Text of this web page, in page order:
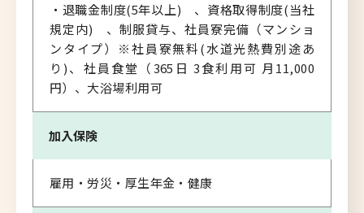
・退職金制度(5年以上) 、資格取得制度(当社
規定内) 、制服貸与、社員寮完備（マンショ
ンタイプ）※社員寮無料(水道光熱費別途あ
り)、社員食堂（365日 3食利用可 月11,000
円）、大浴場利用可
加入保険
雇用・労災・厚生年金・健康